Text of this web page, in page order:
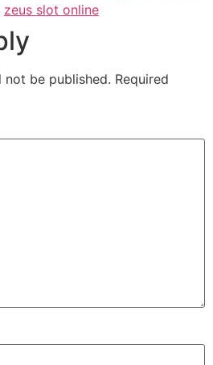
zeus slot online
not be published. Required